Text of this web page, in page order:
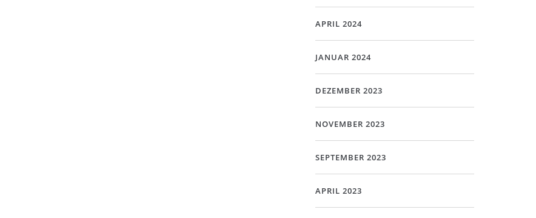
APRIL 2024
JANUAR 2024
DEZEMBER 2023
NOVEMBER 2023
SEPTEMBER 2023
APRIL 2023